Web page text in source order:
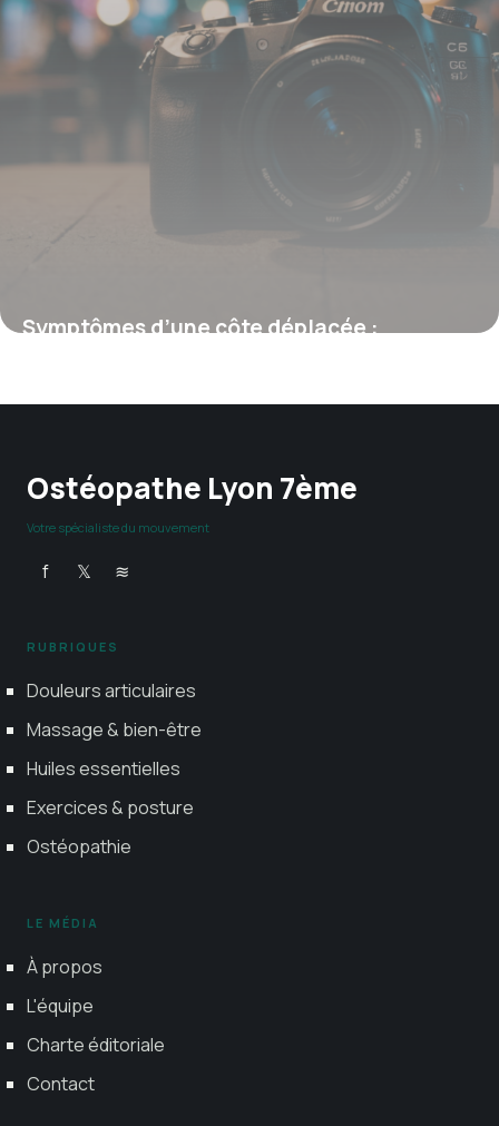
Symptômes d’une côte déplacée :
Ostéopathe Lyon 7ème
Votre spécialiste du mouvement
f 𝕏 ≋
RUBRIQUES
Douleurs articulaires
Massage & bien-être
Huiles essentielles
Exercices & posture
Ostéopathie
LE MÉDIA
À propos
L'équipe
Charte éditoriale
Contact